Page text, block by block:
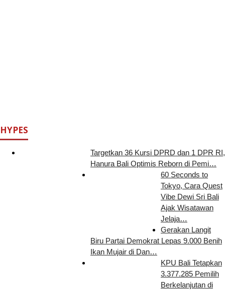
HYPES
Targetkan 36 Kursi DPRD dan 1 DPR RI,
Hanura Bali Optimis Reborn di Pemi…
60 Seconds to
Tokyo, Cara Quest
Vibe Dewi Sri Bali
Ajak Wisatawan
Jelaja…
Gerakan Langit
Biru Partai Demokrat Lepas 9.000 Benih
Ikan Mujair di Dan…
KPU Bali Tetapkan
3.377.285 Pemilih
Berkelanjutan di